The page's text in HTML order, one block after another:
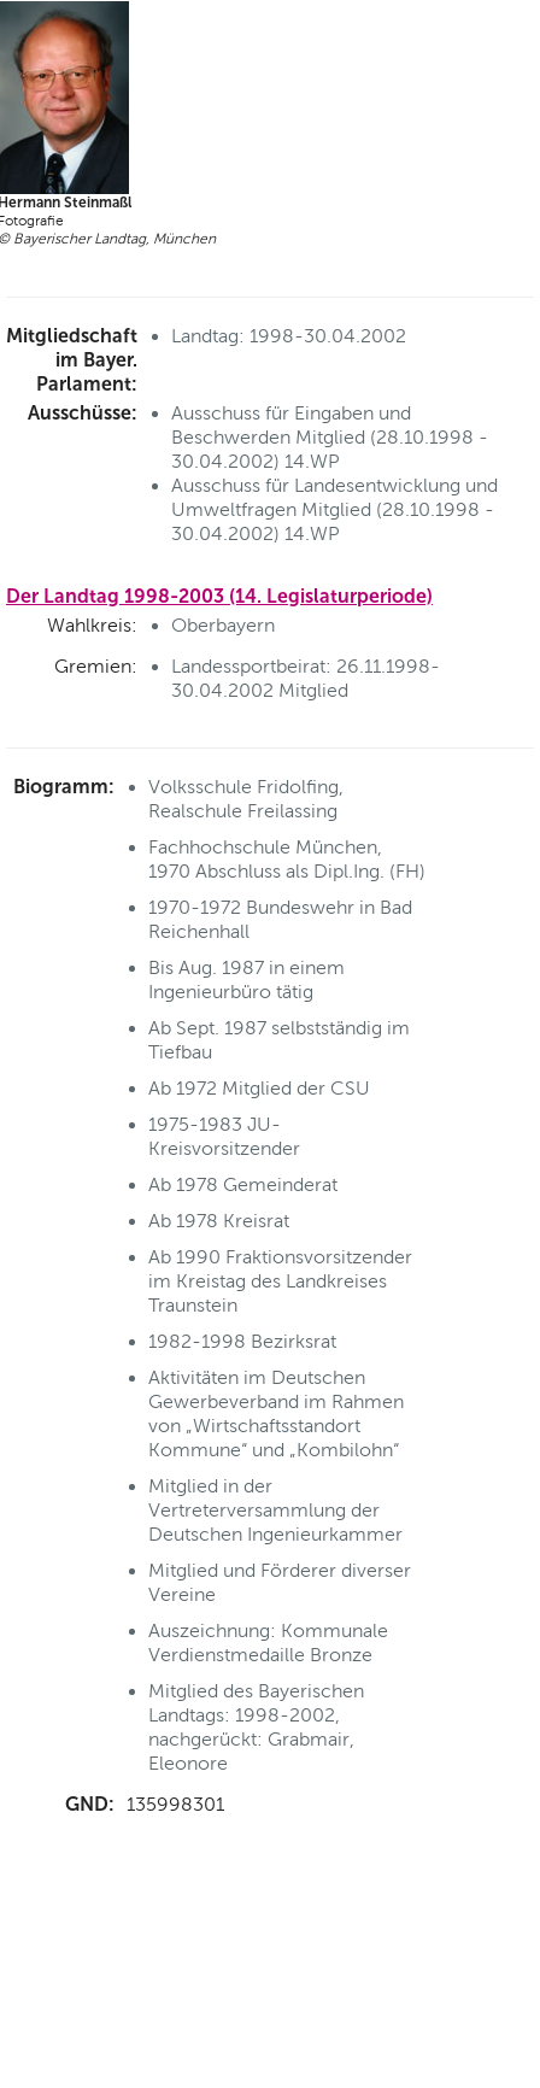
Steinmaßl
Bayerischer Landtag, München
Mitgliedschaft
im Bayer.
Parlament:
Landtag: 1998-30.04.2002
Ausschüsse:
Ausschuss für Eingaben und
Beschwerden Mitglied (28.10.1998 -
30.04.2002) 14.WP
Ausschuss für Landesentwicklung und
Umweltfragen Mitglied (28.10.1998 -
30.04.2002) 14.WP
Der Landtag 1998-2003 (14. Legislaturperiode)
Wahlkreis:
Oberbayern
Gremien:
Landessportbeirat: 26.11.1998-
30.04.2002 Mitglied
Biogramm:
Volksschule Fridolfing,
Realschule Freilassing
Fachhochschule München,
1970 Abschluss als Dipl.Ing. (FH)
1970-1972 Bundeswehr in Bad
Reichenhall
Bis Aug. 1987 in einem
Ingenieurbüro tätig
Ab Sept. 1987 selbstständig im
Tiefbau
Ab 1972 Mitglied der CSU
1975-1983 JU-
Kreisvorsitzender
Ab 1978 Gemeinderat
Ab 1978 Kreisrat
Ab 1990 Fraktionsvorsitzender
im Kreistag des Landkreises
Traunstein
1982-1998 Bezirksrat
Aktivitäten im Deutschen
Gewerbeverband im Rahmen
von „Wirtschaftsstandort
Kommune“ und „Kombilohn“
Mitglied in der
Vertreterversammlung der
Deutschen Ingenieurkammer
Mitglied und Förderer diverser
Vereine
Auszeichnung: Kommunale
Verdienstmedaille Bronze
Mitglied des Bayerischen
Landtags: 1998-2002,
nachgerückt: Grabmair,
Eleonore
GND: 135998301